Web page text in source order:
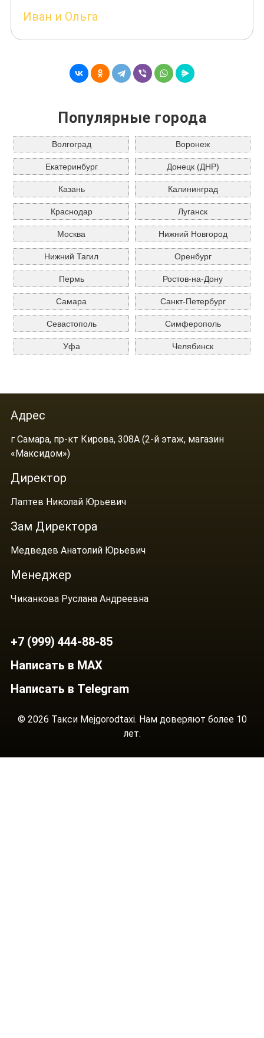
Иван и Ольга
Популярные города
Волгоград Воронеж
Екатеринбург Донецк (ДНР)
Казань Калининград
Краснодар Луганск
Москва Нижний Новгород
Нижний Тагил Оренбург
Пермь Ростов-на-Дону
Самара Санкт-Петербург
Севастополь Симферополь
Уфа Челябинск
Адрес
г Самара, пр-кт Кирова, 308А (2-й этаж, магазин
«Максидом»)
Директор
Лаптев Николай Юрьевич
Зам Директора
Медведев Анатолий Юрьевич
Менеджер
Чиканкова Руслана Андреевна
+7 (999) 444-88-85
Написать в MAX
Написать в Telegram
© 2026 Такси Mejgorodtaxi. Нам доверяют более 10
лет.